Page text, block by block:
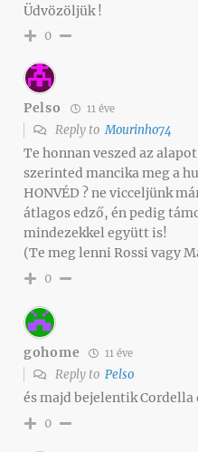
Üdvözöljük !
0
Pelso 11 éve
Reply toMourinho74
Te honnan veszed az
szerinted mancika meg a
HONVÉD ? ne vicceljünk
átlagos edző, én pedig
mindezekkel együtt is!
(Te meg lenni Rossi vagy
0
gohome 11 éve
Reply to Pelso
és majd bejelentik Cordella
0